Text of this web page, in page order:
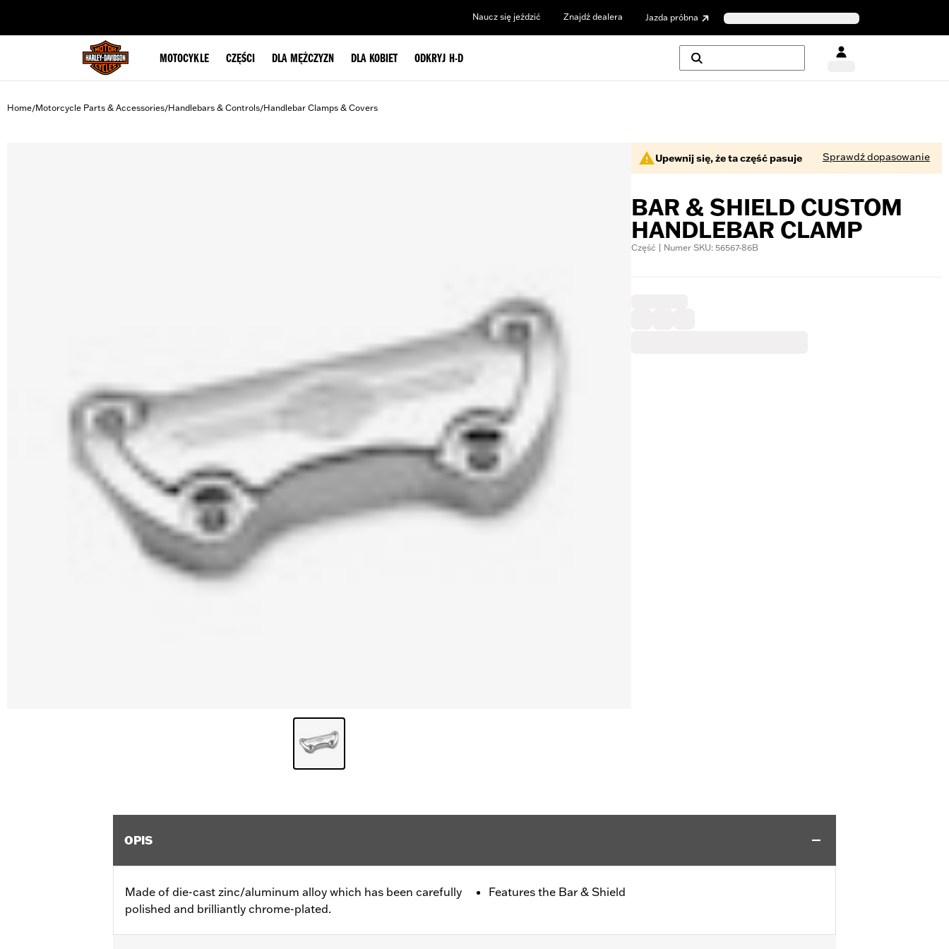
Naucz się jeździć Znajdź dealera Jazda próbna
MOTOCYKLE CZĘŚCI DLA MĘŻCZYZN DLA KOBIET ODKRYJ H-D
Home/Motorcycle Parts & Accessories/Handlebars & Controls/Handlebar Clamps & Covers
Upewnij się, że ta część pasuje Sprawdź dopasowanie
BAR & SHIELD CUSTOM
HANDLEBAR CLAMP
Część | Numer SKU: 56567-86B
OPIS
Made of die-cast zinc/aluminum alloy which has been carefully
polished and brilliantly chrome-plated.
Features the Bar & Shield